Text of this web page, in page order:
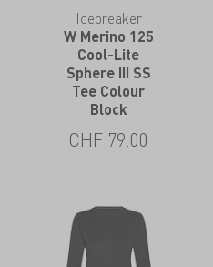
Icebreaker
W Merino 125
Cool-Lite
Sphere III SS
Tee Colour
Block
CHF 79.00